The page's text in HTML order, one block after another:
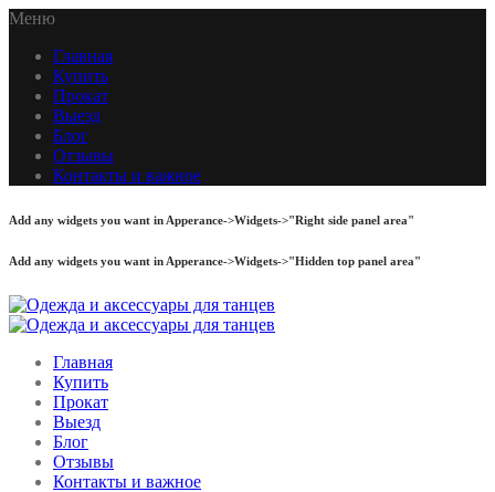
Меню
Главная
Купить
Прокат
Выезд
Блог
Отзывы
Контакты и важное
Add any widgets you want in Apperance->Widgets->"Right side panel area"
Add any widgets you want in Apperance->Widgets->"Hidden top panel area"
Главная
Купить
Прокат
Выезд
Блог
Отзывы
Контакты и важное